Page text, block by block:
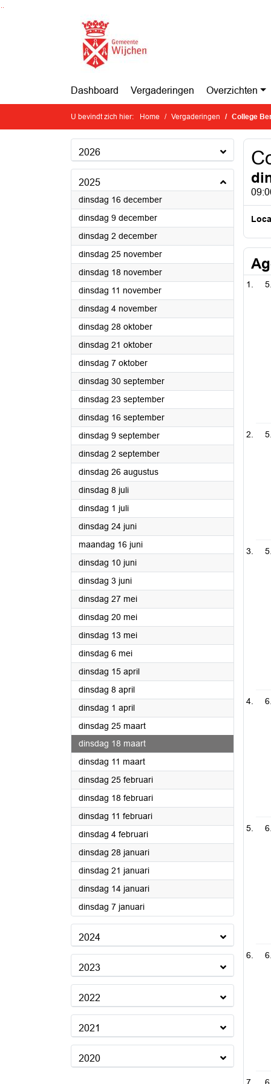
Ga naar de inhoud van deze pagina
Dashboard Vergaderingen Overzichten
U bevindt zich hier: Home Vergaderingen College
2026
2025
dinsdag 16 december2025
dinsdag 9 december2025
dinsdag 2 december2025
dinsdag 25 november2025
dinsdag 18 november2025
dinsdag 11 november2025
dinsdag 4 november2025
dinsdag 28 oktober2025
dinsdag 21 oktober2025
dinsdag 7 oktober2025
dinsdag 30 september2025
dinsdag 23 september2025
dinsdag 16 september2025
dinsdag 9 september2025
dinsdag 2 september2025
dinsdag 26 augustus2025
dinsdag 8 juli2025
dinsdag 1 juli2025
dinsdag 24 juni2025
maandag 16 juni2025
dinsdag 10 juni2025
dinsdag 3 juni2025
dinsdag 27 mei2025
dinsdag 20 mei2025
dinsdag 13 mei2025
dinsdag 6 mei2025
dinsdag 15 april2025
dinsdag 8 april2025
dinsdag 1 april2025
dinsdag 25 maart2025
dinsdag 18 maart2025
dinsdag 11 maart2025
dinsdag 25 februari2025
dinsdag 18 februari2025
dinsdag 11 februari2025
dinsdag 4 februari2025
dinsdag 28 januari2025
dinsdag 21 januari2025
dinsdag 14 januari2025
dinsdag 7 januari2025
2024
2023
2022
2021
2020